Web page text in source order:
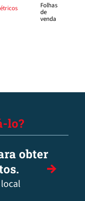
Folhas
de
venda
lo?
obter